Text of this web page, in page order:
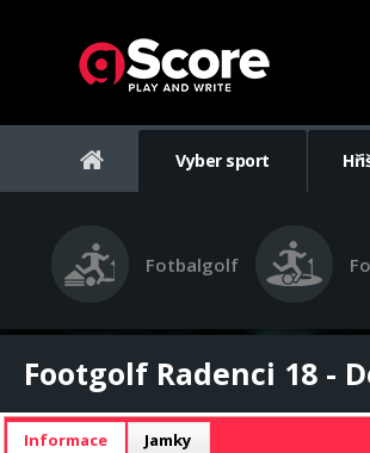
Vyber sport
Fotbalgolf
Footgolf Radenci 18 -
Informace Jamky